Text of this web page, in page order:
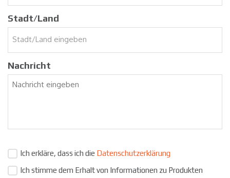
Stadt/Land
Nachricht
Ich erkläre, dass ich die Datenschutzerklärung
Ich stimme dem Erhalt von Informationen zu Produkten